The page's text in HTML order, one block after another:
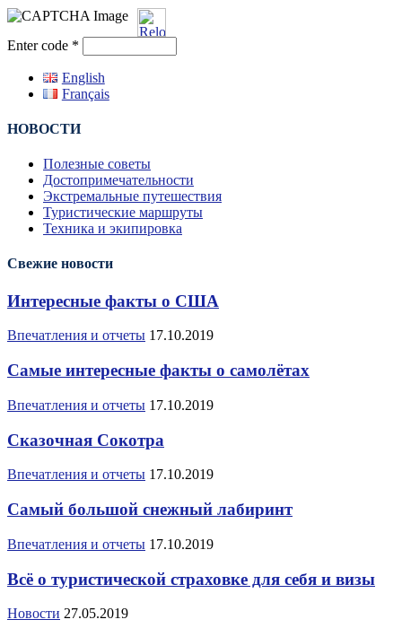
Enter code *
English
Français
НОВОСТИ
Полезные советы
Достопримечательности
Экстремальные путешествия
Туристические маршруты
Техника и экипировка
Свежие новости
Интересные факты о США
Впечатления и отчеты 17.10.2019
Самые интересные факты о самолётах
Впечатления и отчеты 17.10.2019
Сказочная Сокотра
Впечатления и отчеты 17.10.2019
Самый большой снежный лабиринт
Впечатления и отчеты 17.10.2019
Всё о туристической страховке для себя и визы
Новости 27.05.2019